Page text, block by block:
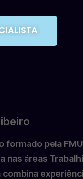
formado pela
nas áreas
combina